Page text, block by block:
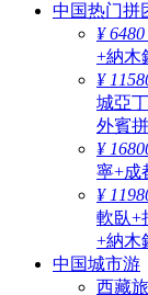
中国热门拼
¥
+納木
¥
城亞
外賓
¥
寧+成
¥
軟臥+
+納木
中国城市游
西藏